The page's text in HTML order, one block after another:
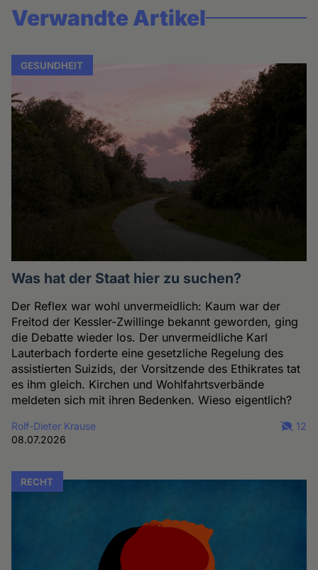
Verwandte Artikel
GESUNDHEIT
Was hat der Staat hier zu suchen?
Der Reflex war wohl unvermeidlich: Kaum war der
Freitod der Kessler-Zwillinge bekannt geworden, ging
die Debatte wieder los. Der unvermeidliche Karl
Lauterbach forderte eine gesetzliche Regelung des
assistierten Suizids, der Vorsitzende des Ethikrates tat
es ihm gleich. Kirchen und Wohlfahrtsverbände
meldeten sich mit ihren Bedenken. Wieso eigentlich?
Rolf-Dieter Krause
08.07.2026
12
RECHT